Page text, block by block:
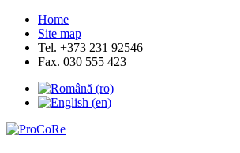
Home
Site map
Tel. +373 231 92546
Fax. 030 555 423